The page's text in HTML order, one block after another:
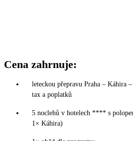
Cena zahrnuje:
leteckou přepravu Praha – Káhira
tax a poplatků
5 noclehů v hotelech **** s
1× Káhira)